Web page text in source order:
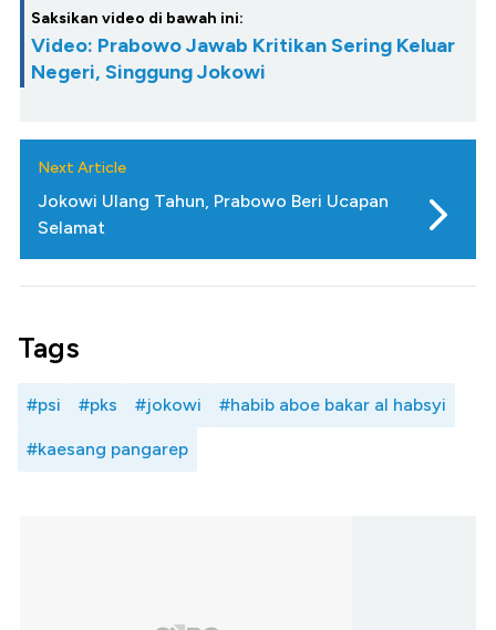
Saksikan video di bawah ini:
Video: Prabowo Jawab Kritikan Sering Keluar
Negeri, Singgung Jokowi
Next Article
Jokowi Ulang Tahun, Prabowo Beri Ucapan
Selamat
Tags
#psi #pks #jokowi #habib aboe bakar al habsyi
#kaesang pangarep